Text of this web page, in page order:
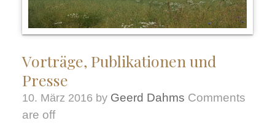
Vorträge, Publikationen und
Presse
10. März 2016 by Geerd Dahms Comments
are off